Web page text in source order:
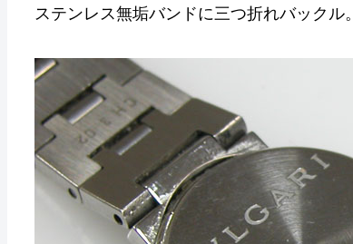
ステンレス無垢バンドに三つ折れバックル。